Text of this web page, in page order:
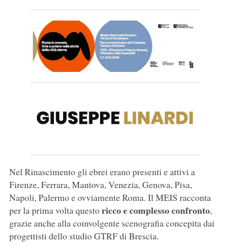
Nel Rinascimento gli ebrei erano presenti e attivi a
Firenze, Ferrara, Mantova, Venezia, Genova, Pisa,
Napoli, Palermo e ovviamente Roma. Il MEIS racconta
per la prima volta questoricco e complesso confronto,
grazie anche alla coinvolgente scenografia concepita dai
progettisti dello studio GTRF di Brescia.